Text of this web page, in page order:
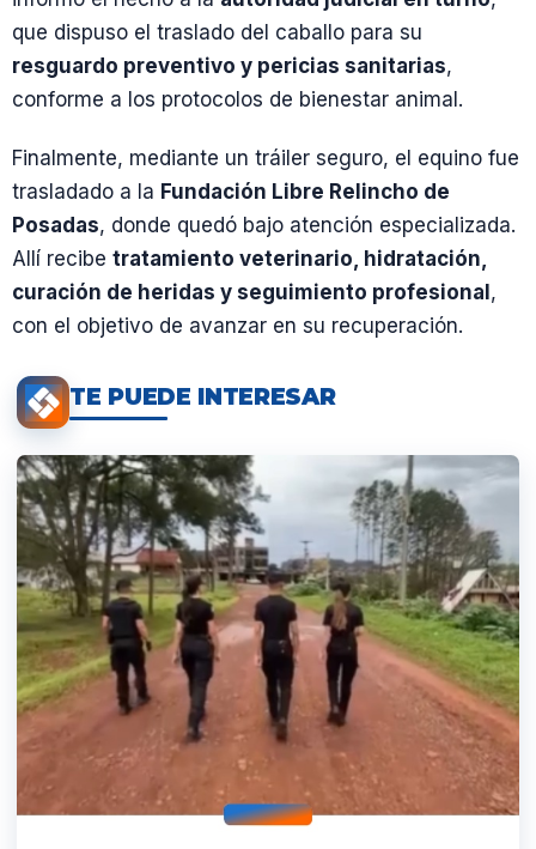
que dispuso el traslado del caballo para su
resguardo preventivo y pericias sanitarias,
conforme a los protocolos de bienestar animal.
Finalmente, mediante un tráiler seguro, el equino fue
trasladado a la Fundación Libre Relincho de
Posadas, donde quedó bajo atención especializada.
Allí recibe tratamiento veterinario, hidratación,
curación de heridas y seguimiento profesional ,
con el objetivo de avanzar en su recuperación.
TE PUEDE INTERESAR